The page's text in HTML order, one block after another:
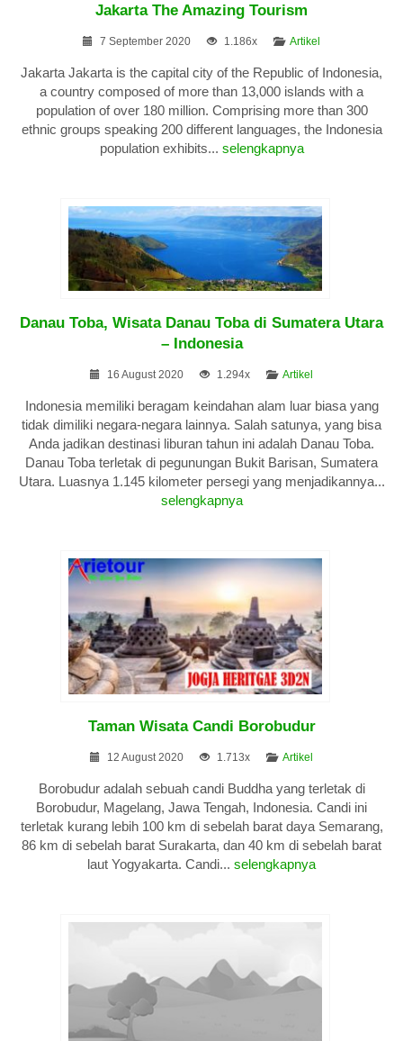
Jakarta The Amazing Tourism
7 September 2020 1.186x Artikel
Jakarta Jakarta is the capital city of the Republic of Indonesia,
a country composed of more than 13,000 islands with a
population of over 180 million. Comprising more than 300
ethnic groups speaking 200 different languages, the Indonesia
population exhibits... selengkapnya
Danau Toba, Wisata Danau Toba di Sumatera Utara
– Indonesia
16 August 2020 1.294x Artikel
Indonesia memiliki beragam keindahan alam luar biasa yang
tidak dimiliki negara-negara lainnya. Salah satunya, yang bisa
Anda jadikan destinasi liburan tahun ini adalah Danau Toba.
Danau Toba terletak di pegunungan Bukit Barisan, Sumatera
Utara. Luasnya 1.145 kilometer persegi yang menjadikannya...
selengkapnya
Taman Wisata Candi Borobudur
12 August 2020 1.713x Artikel
Borobudur adalah sebuah candi Buddha yang terletak di
Borobudur, Magelang, Jawa Tengah, Indonesia. Candi ini
terletak kurang lebih 100 km di sebelah barat daya Semarang,
86 km di sebelah barat Surakarta, dan 40 km di sebelah barat
laut Yogyakarta. Candi... selengkapnya